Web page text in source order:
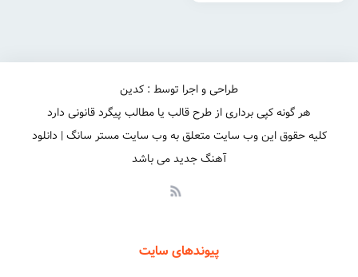
طراحی و اجرا توسط : کدین
هر گونه کپی برداری از طرح قالب یا مطالب پیگرد قانونی دارد
کلیه حقوق این وب سایت متعلق به وب سایت مستر سانگ | دانلود
آهنگ جدید می باشد
پیوندهای سایت